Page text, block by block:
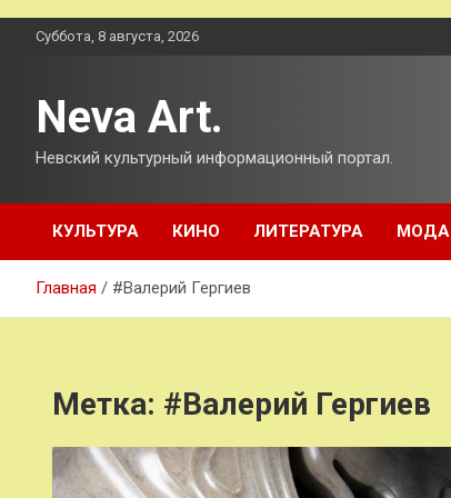
ПерейтиСуббота, 8 августа, 2026
Neva Art.
Невский культурный информационный портал.
КУЛЬТУРА КИНО ЛИТЕРАТУРА МОДА
Главная #Валерий Гергиев
Метка: #Валерий Гергиев